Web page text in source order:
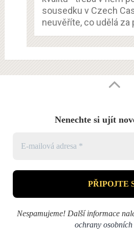
sousedku v Czech
neuvěříte, co udělá za
Nenechte si ujít
Nespamujeme! Další informace
ochrany